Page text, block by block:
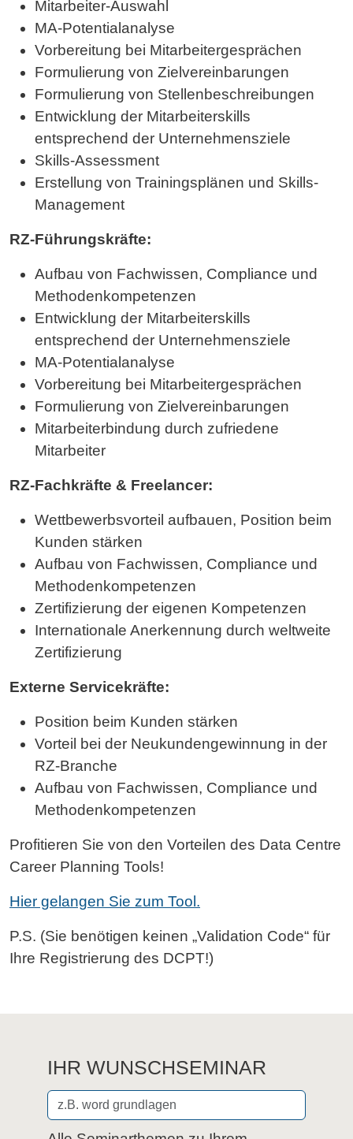
Mitarbeiter-Auswahl
MA-Potentialanalyse
Vorbereitung bei Mitarbeitergesprächen
Formulierung von Zielvereinbarungen
Formulierung von Stellenbeschreibungen
Entwicklung der Mitarbeiterskills
entsprechend der Unternehmensziele
Skills-Assessment
Erstellung von Trainingsplänen und Skills-
Management
RZ-Führungskräfte:
Aufbau von Fachwissen, Compliance und
Methodenkompetenzen
Entwicklung der Mitarbeiterskills
entsprechend der Unternehmensziele
MA-Potentialanalyse
Vorbereitung bei Mitarbeitergesprächen
Formulierung von Zielvereinbarungen
Mitarbeiterbindung durch zufriedene
Mitarbeiter
RZ-Fachkräfte & Freelancer:
Wettbewerbsvorteil aufbauen, Position beim
Kunden stärken
Aufbau von Fachwissen, Compliance und
Methodenkompetenzen
Zertifizierung der eigenen Kompetenzen
Internationale Anerkennung durch weltweite
Zertifizierung
Externe Servicekräfte:
Position beim Kunden stärken
Vorteil bei der Neukundengewinnung in der
RZ-Branche
Aufbau von Fachwissen, Compliance und
Methodenkompetenzen
Profitieren Sie von den Vorteilen des Data Centre
Career Planning Tools!
Hier gelangen Sie zum Tool.
P.S. (Sie benötigen keinen „Validation Code“ für
Ihre Registrierung des DCPT!)
IHR WUNSCHSEMINAR